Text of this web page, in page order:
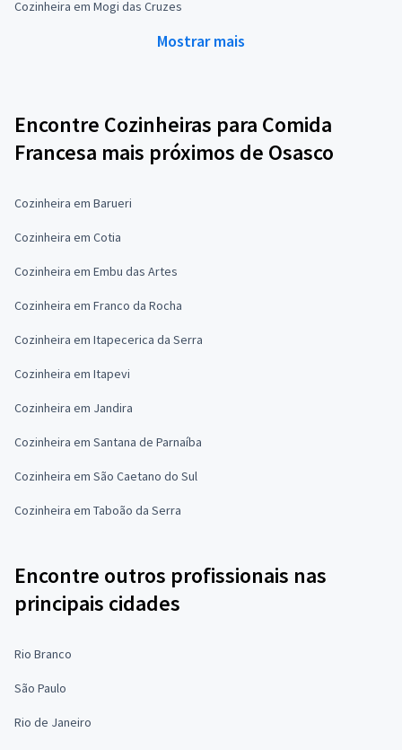
Cozinheira em Mogi das Cruzes
Mostrar mais
Encontre Cozinheiras para Comida
Francesa mais próximos de Osasco
Cozinheira em Barueri
Cozinheira em Cotia
Cozinheira em Embu das Artes
Cozinheira em Franco da Rocha
Cozinheira em Itapecerica da Serra
Cozinheira em Itapevi
Cozinheira em Jandira
Cozinheira em Santana de Parnaíba
Cozinheira em São Caetano do Sul
Cozinheira em Taboão da Serra
Encontre outros profissionais nas
principais cidades
Rio Branco
São Paulo
Rio de Janeiro